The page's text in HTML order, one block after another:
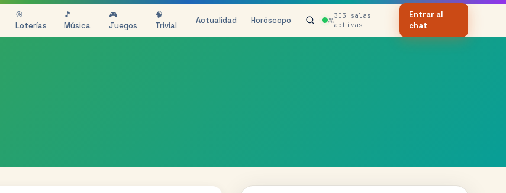
🎯
Loterías
🎵
Música
🎮
Juegos
🧠
Trivial
Actualidad Horóscopo 303 salas
activas
Entrar al
chat